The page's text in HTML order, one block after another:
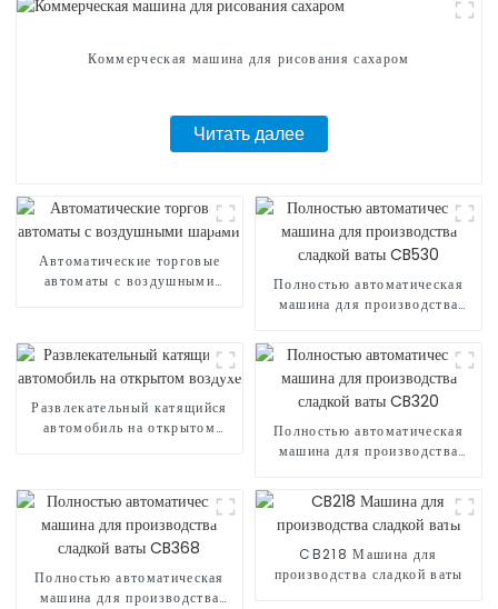
Коммерческая машина для рисования сахаром
Читать далее
Автоматические торговые
автоматы с воздушными
Полностью автоматическая
машина для производства
Развлекательный катящийся
автомобиль на открытом
Полностью автоматическая
машина для производства
Полностью автоматическая
машина для производства
CB218 Машина для
производства сладкой ваты